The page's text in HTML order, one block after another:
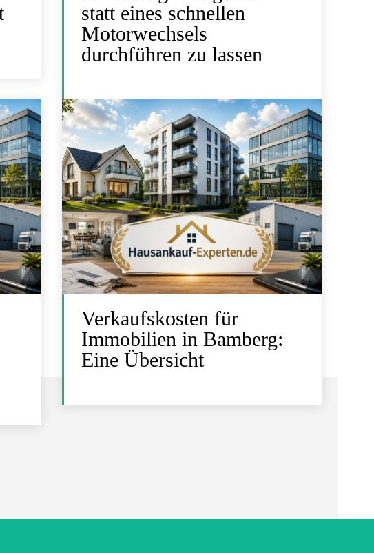
statt eines schnellen
Motorwechsels
durchführen zu lassen
Verkaufskosten für
Immobilien in Bamberg:
Eine Übersicht